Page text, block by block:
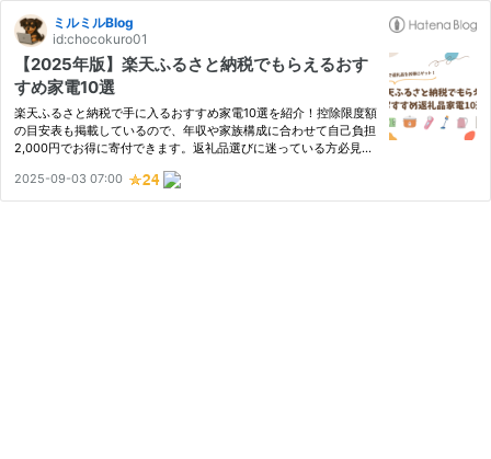
ミルミルBlog
id:chocokuro01
【2025年版】楽天ふるさと納税でもらえるおす
すめ家電10選
楽天ふるさと納税で手に入るおすすめ家電10選を紹介！控除限度額
の目安表も掲載しているので、年収や家族構成に合わせて自己負担
2,000円でお得に寄付できます。返礼品選びに迷っている方必見で
2025-09-03 07:00